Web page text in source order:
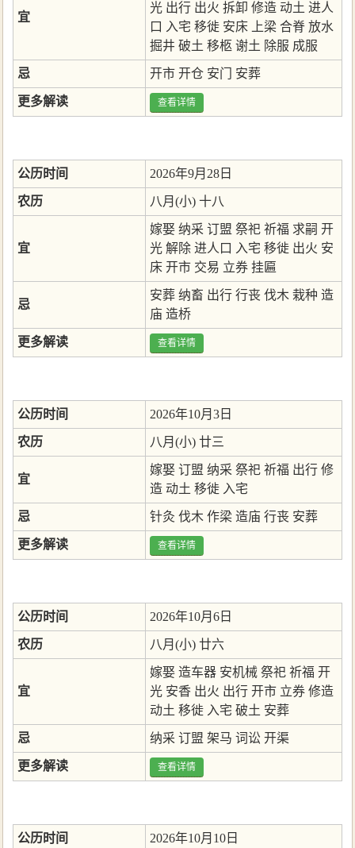
宜
光 出行 出火 拆卸 修造 动土 进人
口 入宅 移徙 安床 上梁 合脊 放水
掘井 破土 移柩 谢土 除服 成服
忌 开市 开仓 安门 安葬
更多解读 查看详情
公历时间 2026年9月28日
农历 八月(小) 十八
宜
嫁娶 纳采 订盟 祭祀 祈福 求嗣 开
光 解除 进人口 入宅 移徙 出火 安
床 开市 交易 立券 挂匾
忌
安葬 纳畜 出行 行丧 伐木 栽种 造
庙 造桥
更多解读 查看详情
公历时间 2026年10月3日
农历 八月(小) 廿三
宜
嫁娶 订盟 纳采 祭祀 祈福 出行 修
造 动土 移徙 入宅
忌 针灸 伐木 作梁 造庙 行丧 安葬
更多解读 查看详情
公历时间 2026年10月6日
农历 八月(小) 廿六
宜
嫁娶 造车器 安机械 祭祀 祈福 开
光 安香 出火 出行 开市 立券 修造
动土 移徙 入宅 破土 安葬
忌 纳采 订盟 架马 词讼 开渠
更多解读 查看详情
公历时间 2026年10月10日